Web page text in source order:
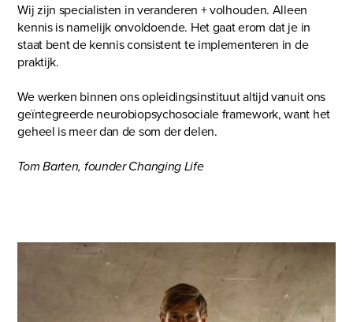
Wij zijn specialisten in veranderen + volhouden. Alleen
kennis is namelijk onvoldoende. Het gaat erom dat je in
staat bent de kennis consistent te implementeren in de
praktijk.
We werken binnen ons opleidingsinstituut altijd vanuit ons
geïntegreerde neurobiopsychosociale framework, want het
geheel is meer dan de som der delen.
Tom Barten, founder Changing Life